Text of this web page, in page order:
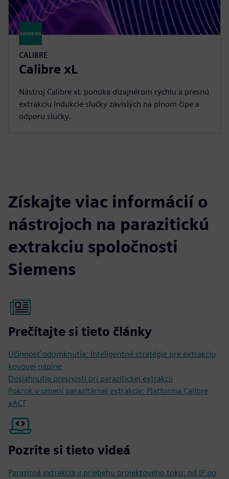
CALIBRE
Calibre xL
Nástroj Calibre xL ponúka dizajnérom rýchlu a presnú
extrakciu indukcie slučky závislých na plnom čipe a
odporu slučky.
Získajte viac informácií o
nástrojoch na parazitickú
extrakciu spoločnosti
Siemens
Prečítajte si tieto články
Účinnosť odomknutia: Inteligentné stratégie pre extrakciu
kovovej náplne
Dosiahnutie presnosti pri parazitickej extrakcii
Pokrok v umení parazitárnej extrakcie: Platforma Calibre
xACT
Pozrite si tieto videá
Parazitná extrakcia v priebehu projektového toku: od IP po